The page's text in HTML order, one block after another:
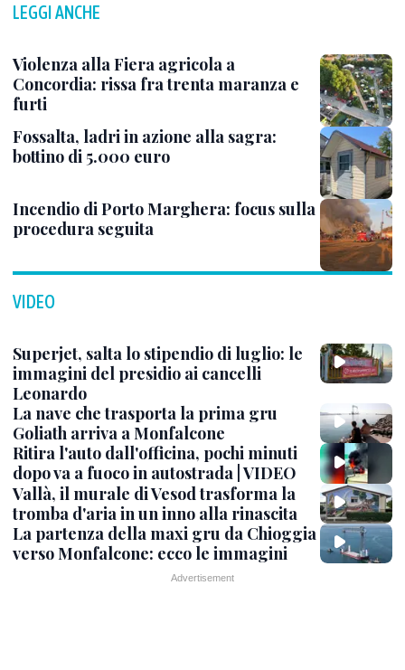
LEGGI ANCHE
Violenza alla Fiera agricola a
Concordia: rissa fra trenta maranza e
furti
Fossalta, ladri in azione alla sagra:
bottino di 5.000 euro
Incendio di Porto Marghera: focus sulla
procedura seguita
VIDEO
Superjet, salta lo stipendio di luglio: le
immagini del presidio ai cancelli
Leonardo
La nave che trasporta la prima gru
Goliath arriva a Monfalcone
Ritira l'auto dall'officina, pochi minuti
dopo va a fuoco in autostrada | VIDEO
Vallà, il murale di Vesod trasforma la
tromba d'aria in un inno alla rinascita
La partenza della maxi gru da Chioggia
verso Monfalcone: ecco le immagini